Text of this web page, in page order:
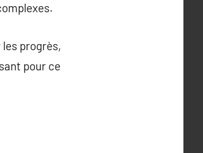
progrès,
pour ce